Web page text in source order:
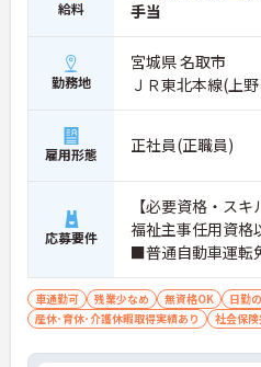
給料
手当
勤務地
宮城県 名取市
ＪＲ東北本線(上
雇用形態 正社員(正職員)
応募要件
【必要資格・ス
福祉主事任用資
■普通自動車運転
車通勤可 残業少なめ 無資格OK 日勤
産休･育休･介護休暇取得実績あり
社会保